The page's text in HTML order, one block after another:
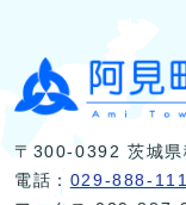
〒300-0392 茨城県
電話： 029-888-